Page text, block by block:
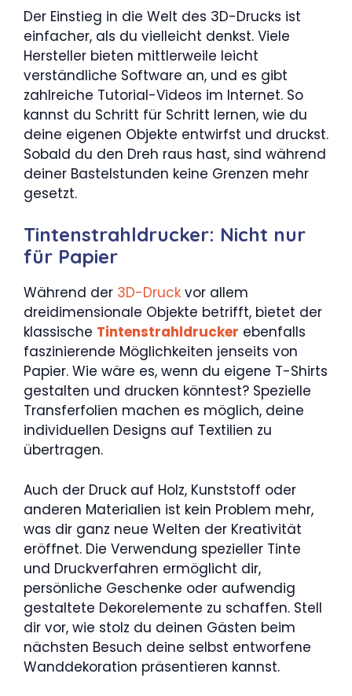
Der Einstieg in die Welt des 3D-Drucks ist
einfacher, als du vielleicht denkst. Viele
Hersteller bieten mittlerweile leicht
verständliche Software an, und es gibt
zahlreiche Tutorial-Videos im Internet. So
kannst du Schritt für Schritt lernen, wie du
deine eigenen Objekte entwirfst und druckst.
Sobald du den Dreh raus hast, sind während
deiner Bastelstunden keine Grenzen mehr
gesetzt.
Tintenstrahldrucker: Nicht nur
für Papier
Während der 3D-Druck vor allem
dreidimensionale Objekte betrifft, bietet der
klassische Tintenstrahldrucker ebenfalls
faszinierende Möglichkeiten jenseits von
Papier. Wie wäre es, wenn du eigene T-Shirts
gestalten und drucken könntest? Spezielle
Transferfolien machen es möglich, deine
individuellen Designs auf Textilien zu
übertragen.
Auch der Druck auf Holz, Kunststoff oder
anderen Materialien ist kein Problem mehr,
was dir ganz neue Welten der Kreativität
eröffnet. Die Verwendung spezieller Tinte
und Druckverfahren ermöglicht dir,
persönliche Geschenke oder aufwendig
gestaltete Dekorelemente zu schaffen. Stell
dir vor, wie stolz du deinen Gästen beim
nächsten Besuch deine selbst entworfene
Wanddekoration präsentieren kannst.